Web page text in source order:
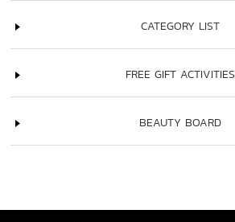
CATEGORY LIST
FREE GIFT ACTIVITIES
BEAUTY BOARD